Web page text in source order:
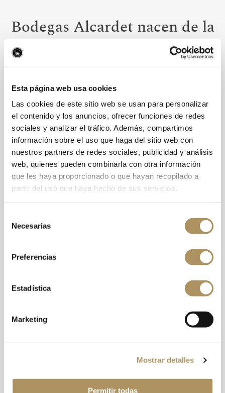
Esta página web usa cookies
Las cookies de este sitio web se usan para personalizar
el contenido y los anuncios, ofrecer funciones de redes
sociales y analizar el tráfico. Además, compartimos
información sobre el uso que haga del sitio web con
nuestros partners de redes sociales, publicidad y análisis
web, quienes pueden combinarla con otra información
que les haya proporcionado o que hayan recopilado a
partir del uso que haya hecho de sus servicios.
Necesarias
Preferencias
Estadística
Marketing
Mostrar detalles
Permitir todas
Bodegas Alcardet nacen de la
mano de un proyecto
familiar, con el objetivo de
lograrvinos de alta calidad,
manteniendo inalterable su
identidad y su origen.